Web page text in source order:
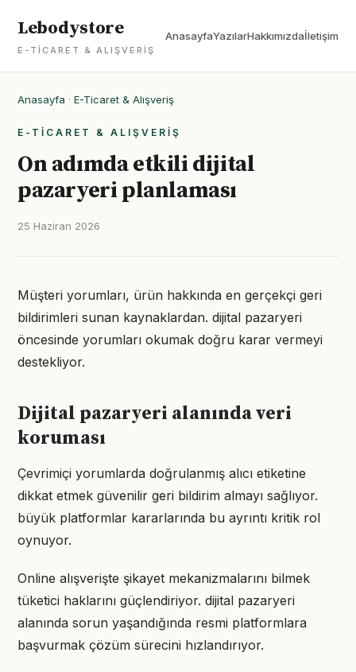
Lebodystore
E-TICARET & ALIŞVERIŞ
AnasayfaYazılarHakkımızdaİletişim
Anasayfa · E-Ticaret & Alışveriş
E-TICARET & ALIŞVERIŞ
On adımda etkili dijital
pazaryeri planlaması
25 Haziran 2026
Müşteri yorumları, ürün hakkında en gerçekçi geri
bildirimleri sunan kaynaklardan. dijital pazaryeri
öncesinde yorumları okumak doğru karar vermeyi
destekliyor.
Dijital pazaryeri alanında veri
koruması
Çevrimiçi yorumlarda doğrulanmış alıcı etiketine
dikkat etmek güvenilir geri bildirim almayı sağlıyor.
büyük platformlar kararlarında bu ayrıntı kritik rol
oynuyor.
Online alışverişte şikayet mekanizmalarını bilmek
tüketici haklarını güçlendiriyor. dijital pazaryeri
alanında sorun yaşandığında resmi platformlara
başvurmak çözüm sürecini hızlandırıyor.